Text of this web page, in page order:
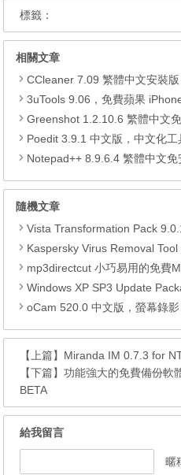
標籤：
相關文章
CCleaner 7.09 繁體中文安裝
3uTools 9.06，免費蘋果 iPhone /
Greenshot 1.2.10.6 繁體中文免安
Poedit 3.9.1 中文版，中文化工
Notepad++ 8.9.6.4 繁體中文
隨機文章
Vista Transformation Pack
Kaspersky Virus Removal Tool
mp3directcut 小巧易用的免費
Windows XP SP3 Update
oCam 520.0 中文版，螢幕錄
【上篇】 Miranda IM 0.7.3 for
【下篇】功能強大的免費備份軟
BETA
給我留言
暱